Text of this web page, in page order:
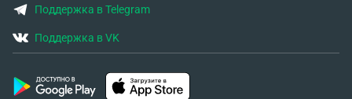
Поддержка в Telegram
Поддержка в VK